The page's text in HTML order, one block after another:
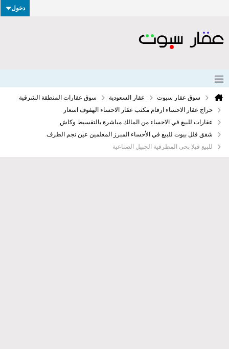
دخول
سوق عقار سبوت عقار السعودية
سوق عقارات المنطقة الشرقية
حراج عقار الاحساء ارقام مكتب عقار الاحساء الهفوف اسعار
عقارات للبيع في الاحساء من المالك مباشرة بالتقسيط وكاش
شقق فلل بيوت للبيع في الأحساء المبرز المعلمين عين نجم الطرف
للبيع فيلا بحي المطرفية الجبيل الصناعية